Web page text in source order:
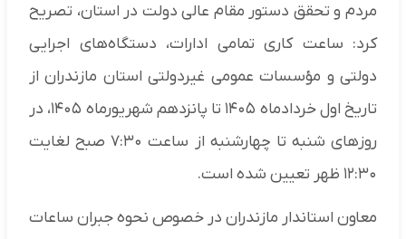
مردم و تحقق دستور مقام عالی دولت در استان، تصریح
کرد: ساعت کاری تمامی ادارات، دستگاه‌های اجرایی
دولتی و مؤسسات عمومی غیردولتی استان مازندران از
تاریخ اول خردادماه ۱۴۰۵ تا پانزدهم شهریورماه ۱۴۰۵، در
روزهای شنبه تا چهارشنبه از ساعت ۷:۳۰ صبح لغایت
۱۲:۳۰ ظهر تعیین شده است.
معاون استاندار مازندران در خصوص نحوه جبران ساعات